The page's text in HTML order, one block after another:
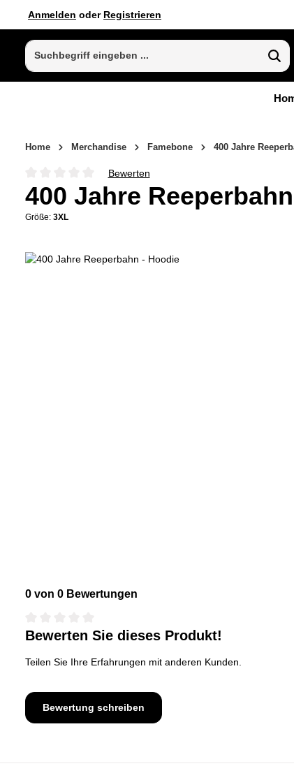
Hauptinhalt springen
Zur Suche springen
Zur Hauptnavigation springen
Anmelden oder Registrieren
Home Merchandise Famebone 400 Jahre
Durchschnittliche Bewertung von 0 von 5 Sternen
Bewerten
400 Jahre
Größe: 3XL
Bildergalerie überspringen
0 von 0 Bewertungen
Durchschnittliche Bewertung von 0 von 5 Sternen
Bewerten Sie dieses Produkt!
Teilen Sie Ihre Erfahrungen mit anderen Kunden.
Bewertung schreiben